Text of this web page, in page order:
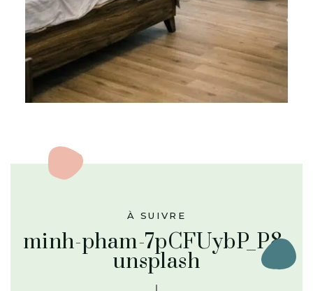
À SUIVRE
minh-pham-7pCFUybP_P8-
unsplash